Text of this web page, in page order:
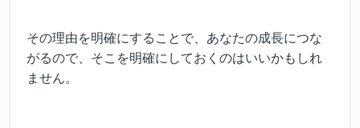
その理由を明確にすることで、あなたの成長につな
がるので、そこを明確にしておくのはいいかもしれ
ません。